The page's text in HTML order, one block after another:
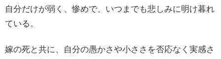
自分だけが弱く、惨めで、いつまでも悲しみに明け暮れ
ている。
嫁の死と共に、自分の愚かさや小ささを否応なく実感さ